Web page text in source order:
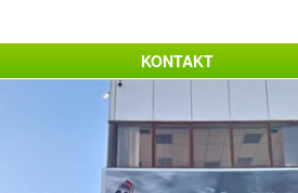
KONTAKT